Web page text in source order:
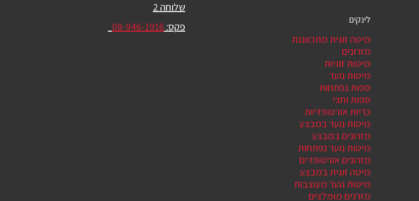
לינקים
מיטה זוגית מתכווננת
מזרונים
מיטות זוגיות
מיטות נוער
ספות נפתחות
ספות וחצי
כריות אורטופדיות
מיטות נוער במבצע
מזרונים במבצע
מיטות נוער נפתחות
מזרונים אורטופדים
מיטה זוגית במבצע
מיטות נוער מעוצבות
מזרנים מומלצים
שלוחה 2
פקס: 08-946-1916